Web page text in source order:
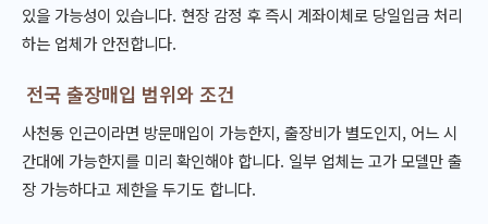
있을 가능성이 있습니다. 현장 감정 후 즉시 계좌이체로 당일입금 처리
하는 업체가 안전합니다.
전국 출장매입 범위와 조건
사천동 인근이라면 방문매입이 가능한지, 출장비가 별도인지, 어느 시
간대에 가능한지를 미리 확인해야 합니다. 일부 업체는 고가 모델만 출
장 가능하다고 제한을 두기도 합니다.